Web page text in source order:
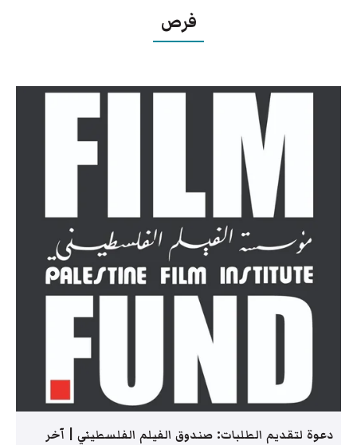
فرص
دعوة لتقديم الطلبات: صندوق الفيلم الفلسطيني | آخر